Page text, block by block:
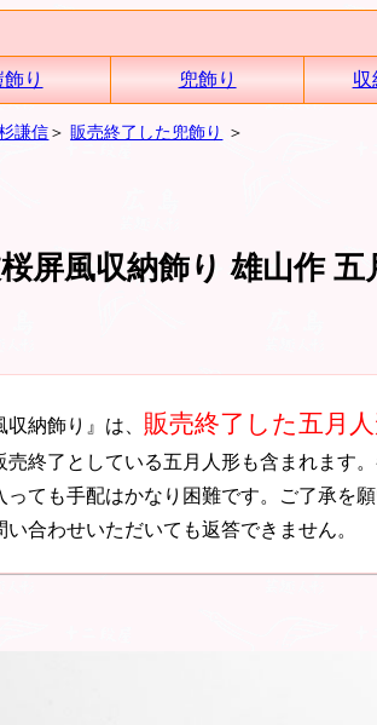
り 兜飾り 収
謙信＞販売終了した兜飾り ＞
屏風収納飾り 雄山作 五
納飾り』は、 販売終了した五月
終了としている五月人形も含まれます
ても手配はかなり困難です。ご了承を
合わせいただいても返答できません。